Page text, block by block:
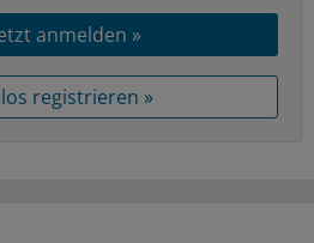
anmelden »
registrieren »